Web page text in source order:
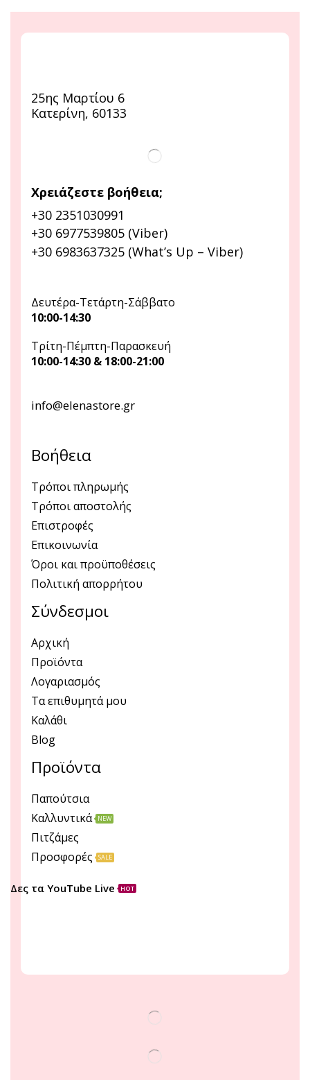
25ης Μαρτίου 6
Κατερίνη, 60133
Χρειάζεστε βοήθεια;
+30 2351030991
+30 6977539805 (Viber)
+30 6983637325 (What’s Up – Viber)
Δευτέρα-Τετάρτη-Σάββατο
10:00-14:30
Τρίτη-Πέμπτη-Παρασκευή
10:00-14:30 & 18:00-21:00
info@elenastore.gr
Βοήθεια
Τρόποι πληρωμής
Τρόποι αποστολής
Επιστροφές
Επικοινωνία
Όροι και προϋποθέσεις
Πολιτική απορρήτου
Σύνδεσμοι
Αρχική
Προϊόντα
Λογαριασμός
Τα επιθυμητά μου
Καλάθι
Blog
Προϊόντα
Παπούτσια
Καλλυντικά
NEW
Πιτζάμες
Προσφορές
SALE
Δες τα YouTube Live HOT